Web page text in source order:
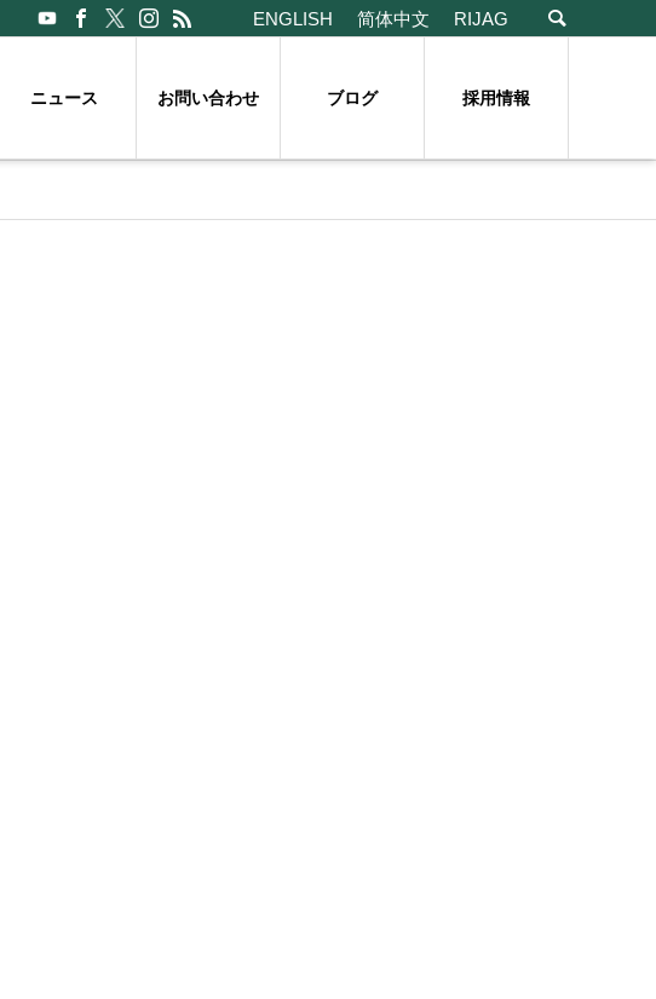
ENGLISH 简体中文 RIJAG
ニュース お問い合わせ ブログ 採用情報